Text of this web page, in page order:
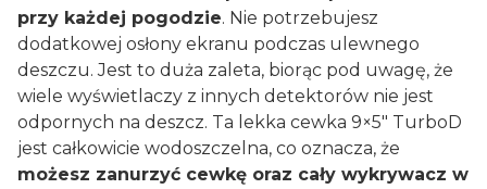
przy każdej pogodzie. Nie potrzebujesz
dodatkowej osłony ekranu podczas ulewnego
deszczu. Jest to duża zaleta, biorąc pod uwagę, że
wiele wyświetlaczy z innych detektorów nie jest
odpornych na deszcz. Ta lekka cewka 9×5" TurboD
jest całkowicie wodoszczelna, co oznacza, że
możesz zanurzyć cewkę oraz cały wykrywacz w